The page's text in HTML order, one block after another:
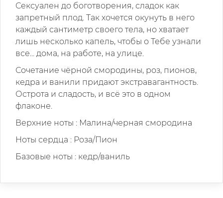
Сексуален до боготворения, сладок как
запретный плод. Так хочется окунуть в него
каждый сантиметр своего тела, но хватает
лишь несколько капель, чтобы о Тебе узнали
все... дома, на работе, на улице.
Сочетание чёрной смородины, роз, пионов,
кедра и ванили придают экстравагантность.
Острота и сладость, и всё это в одном
флаконе.
Верхние ноты : Малина/черная смородина
Ноты сердца : Роза/Пион
Базовые ноты : кедр/ваниль